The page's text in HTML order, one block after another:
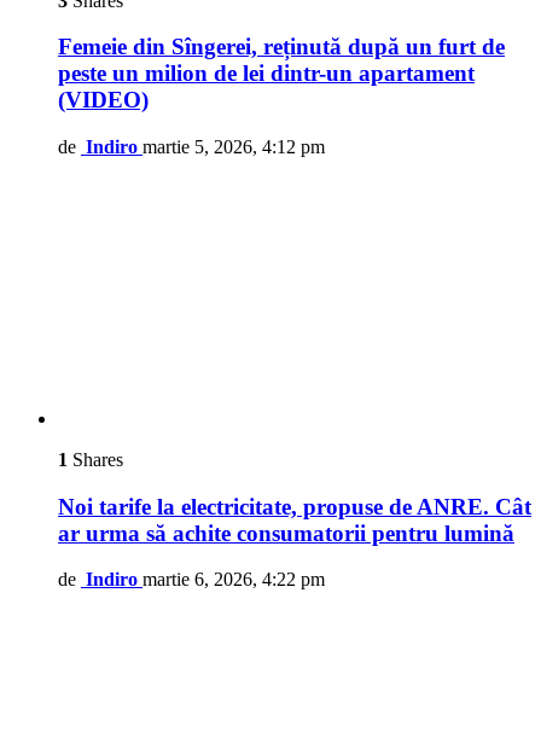
Femeie din Sîngerei, reținută după un furt de
peste un milion de lei dintr-un apartament
(VIDEO)
de Indiro martie 5, 2026, 4:12 pm
1 Shares
Noi tarife la electricitate, propuse de ANRE. Cât
ar urma să achite consumatorii pentru lumină
de Indiro martie 6, 2026, 4:22 pm